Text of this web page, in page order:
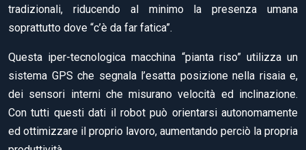
tradizionali, riducendo al minimo la presenza umana
soprattutto dove “c’è da far fatica”.
Questa iper-tecnologica macchina “pianta riso” utilizza un
sistema GPS che segnala l’esatta posizione nella risaia e,
dei sensori interni che misurano velocità ed inclinazione.
Con tutti questi dati il robot può orientarsi autonomamente
ed ottimizzare il proprio lavoro, aumentando perciò la propria